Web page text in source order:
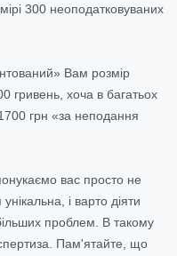
300 неоподатковуваних
Вам розмір
гривень, хоча в багатьох
грн «за неподання
вас просто не
і варто діяти
проблем. В такому
Пам'ятайте, що